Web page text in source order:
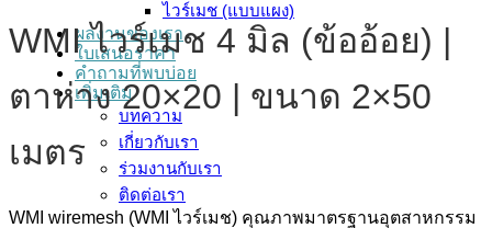
ไวร์เมช (แบบแผง)
ผลงานของเรา
ใบเสนอราคา
คำถามที่พบบ่อย
เพิ่มเติม
บทความ
เกี่ยวกับเรา
ร่วมงานกับเรา
ติดต่อเรา
WMI ไวร์เมช 4 มิล (ข้ออ้อย) |
ตาห่าง 20×20 | ขนาด 2×50
เมตร
WMI wiremesh (WMI ไวร์เมช) คุณภาพมาตรฐานอุตสาหกรรม